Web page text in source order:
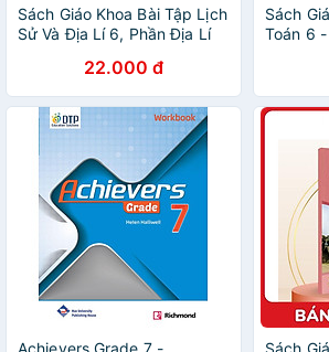
Sách Giáo Khoa Bài Tập Lịch
Sử Và Địa Lí 6, Phần Địa Lí
22.000 đ
Sách
Toán 6 -
Achievers Grade 7 -
Sách